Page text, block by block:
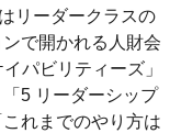
リーダークラスの
で開かれる人財会
パビリティーズ」
5 リーダーシップ
れまでのやり方は